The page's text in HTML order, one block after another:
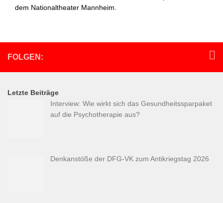
dem Nationaltheater Mannheim.
FOLGEN:
Letzte Beiträge
Interview: Wie wirkt sich das Gesundheitssparpaket
auf die Psychotherapie aus?
Denkanstöße der DFG-VK zum Antikriegstag 2026